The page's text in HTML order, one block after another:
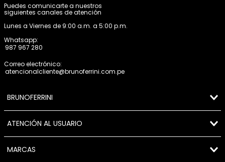
Puedes comunicarte a nuestros
siguientes canales de atención
Lunes a Viernes de 9:00 a.m. a 5:00 p.m.
Whatsapp:
987 967 280
Correo electrónico:
atencionalcliente@brunoferrini.com.pe
BRUNOFERRINI
ATENCIÓN AL USUARIO
MARCAS